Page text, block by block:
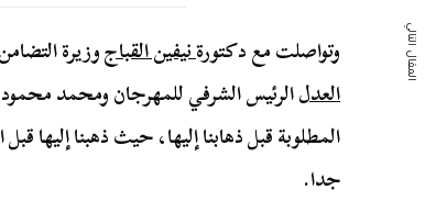
وتواصلت مع دكتورةنيفين القباجوزيرة
العدلالرئيس الشرفي للمهرجان ومحمد
المطلوبة قبل ذهابنا إليها، حيث ذهبنا
جدا.
المقال التالي